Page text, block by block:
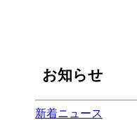
お知らせ
新着ニュース